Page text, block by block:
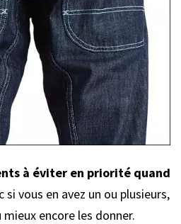
à éviter en priorité quand
si vous en avez un ou plusieurs,
encore les donner.